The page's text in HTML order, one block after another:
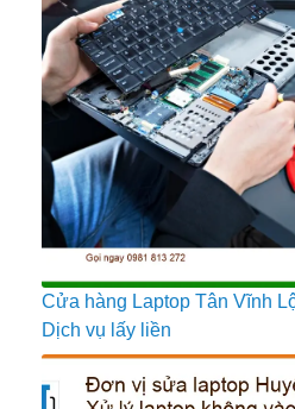
Cửa hàng Laptop Tân Vĩnh
Dịch vụ lấy liền